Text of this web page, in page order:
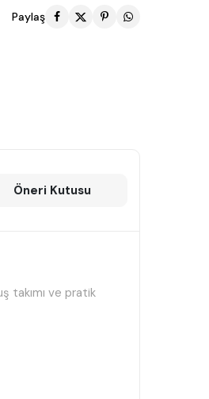
Paylaş
Öneri Kutusu
takımı ve pratik